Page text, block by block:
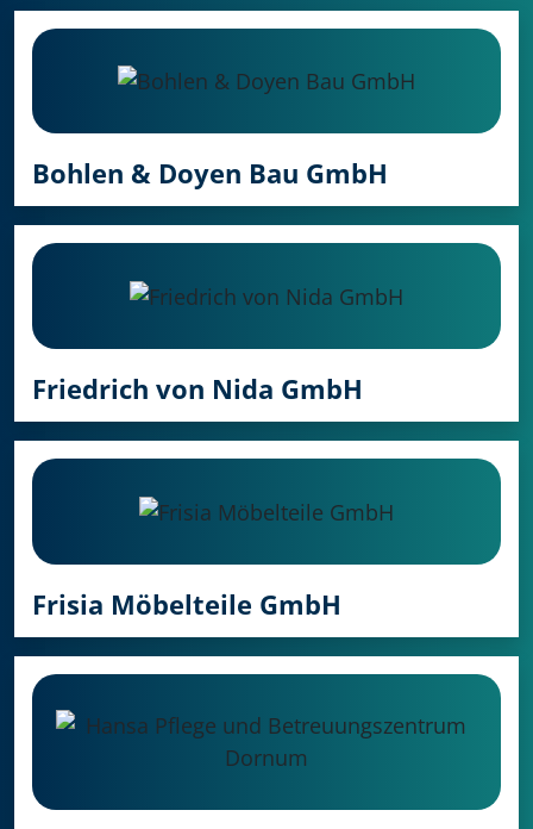
Bohlen & Doyen Bau GmbH
Friedrich von Nida GmbH
Frisia Möbelteile GmbH